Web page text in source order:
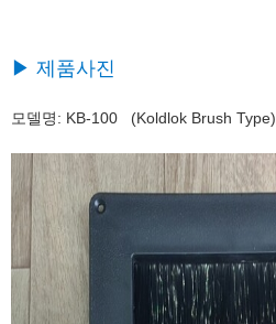
▶ 제품사진
모델명: KB-100 (Koldlok Brush Type)